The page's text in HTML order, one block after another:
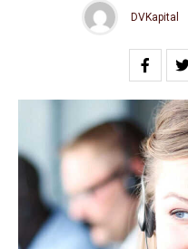
DVKapital